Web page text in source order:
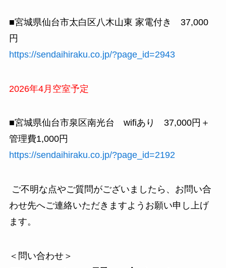
■宮城県仙台市太白区八木山東 家電付き 37,000
円
https://sendaihiraku.co.jp/?page_id=2943
2026年4月空室予定
■宮城県仙台市泉区南光台 wifiあり 37,000円＋
管理費1,000円
https://sendaihiraku.co.jp/?page_id=2192
ご不明な点やご質問がございましたら、お問い合
わせ先へご連絡いただきますようお願い申し上げ
ます。
＜問い合わせ＞